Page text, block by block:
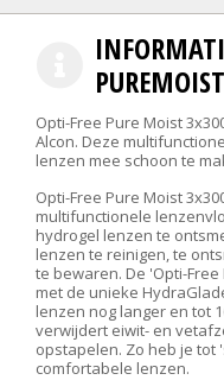
Opti-Free Pure Moist
Alcon. Deze
lenzen mee schoon te
Opti-Free Pure Moist
multifunctionele
hydrogel lenzen te
lenzen te reinigen, te
te bewaren. De 'Opti-
met de unieke
lenzen nog langer en tot
verwijdert eiwit- en
opstapelen. Zo heb je tot
comfortabele lenzen.